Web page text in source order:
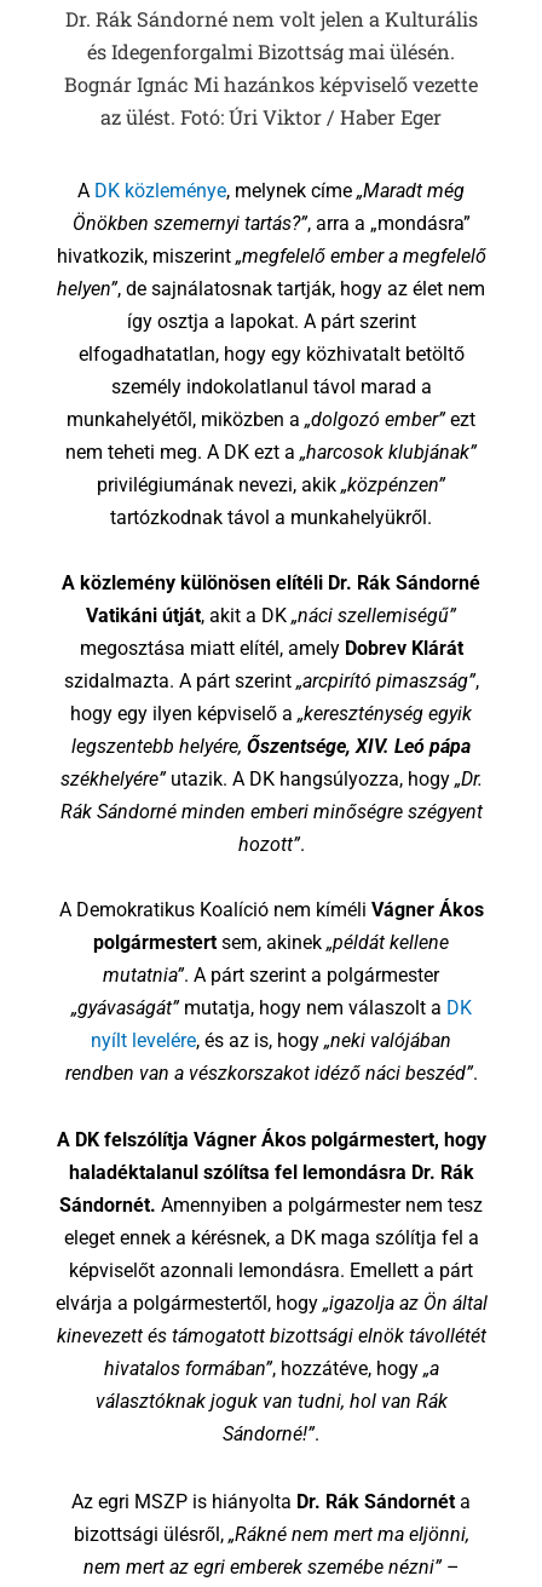
Dr. Rák Sándorné nem volt jelen a Kulturális
és Idegenforgalmi Bizottság mai ülésén.
Bognár Ignác Mi hazánkos képviselő vezette
az ülést. Fotó: Úri Viktor / Haber Eger
A DK közleménye, melynek címe „Maradt még
Önökben szemernyi tartás?”, arra a „mondásra”
hivatkozik, miszerint „megfelelő ember a megfelelő
helyen”, de sajnálatosnak tartják, hogy az élet nem
így osztja a lapokat. A párt szerint
elfogadhatatlan, hogy egy közhivatalt betöltő
személy indokolatlanul távol marad a
munkahelyétől, miközben a „dolgozó ember”ezt
nem teheti meg. A DK ezt a „harcosok klubjának”
privilégiumának nevezi, akik „közpénzen”
tartózkodnak távol a munkahelyükről.
A közlemény különösen elítéli Dr. Rák Sándorné
Vatikáni útját, akit a DK „náci szellemiségű”
megosztása miatt elítél, amely Dobrev Klárát
szidalmazta. A párt szerint „arcpirító pimaszság”,
hogy egy ilyen képviselő a „kereszténység egyik
legszentebb helyére, Őszentsége, XIV. Leó pápa
székhelyére”utazik. A DK hangsúlyozza, hogy „Dr.
Rák Sándorné minden emberi minőségre szégyent
hozott”.
A Demokratikus Koalíció nem kíméli Vágner Ákos
polgármestert sem, akinek „példát kellene
mutatnia”. A párt szerint a polgármester
„gyávaságát”mutatja, hogy nem válaszolt a DK
nyílt levelére, és az is, hogy „neki valójában
rendben van a vészkorszakot idéző náci beszéd”.
A DK felszólítja Vágner Ákos polgármestert, hogy
haladéktalanul szólítsa fel lemondásra Dr. Rák
Sándornét. Amennyiben a polgármester nem tesz
eleget ennek a kérésnek, a DK maga szólítja fel a
képviselőt azonnali lemondásra. Emellett a párt
elvárja a polgármestertől, hogy „igazolja az Ön által
kinevezett és támogatott bizottsági elnök távollétét
hivatalos formában”, hozzátéve, hogy „a
választóknak joguk van tudni, hol van Rák
Sándorné!”.
Az egri MSZP is hiányolta Dr. Rák Sándornét a
bizottsági ülésről, „Rákné nem mert ma eljönni,
nem mert az egri emberek szemébe nézni”–